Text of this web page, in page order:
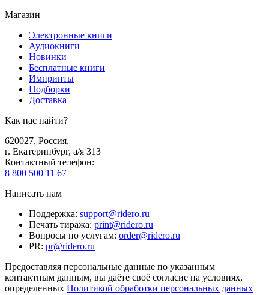
Магазин
Электронные книги
Аудиокниги
Новинки
Бесплатные книги
Импринты
Подборки
Доставка
Как нас найти?
620027, Россия,
г. Екатеринбург, а/я 313
Контактный телефон:
8 800 500 11 67
Написать нам
Поддержка: support@ridero.ru
Печать тиража: print@ridero.ru
Вопросы по услугам: order@ridero.ru
PR: pr@ridero.ru
Предоставляя персональные данные по указанным
контактным данным, вы даёте своё согласие на условиях,
определенных Политикой обработки персональных данных